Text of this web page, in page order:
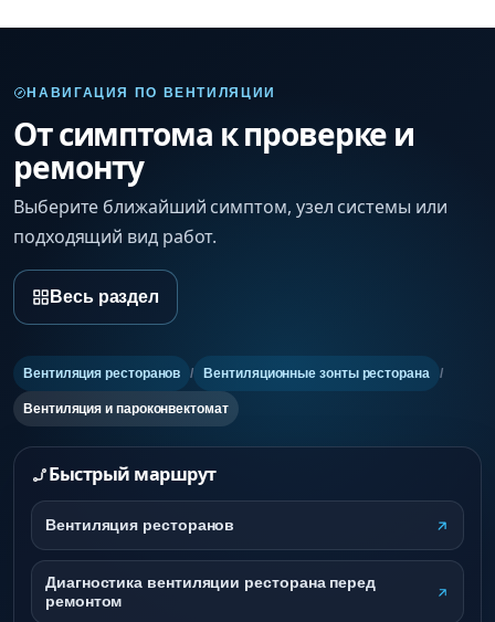
НАВИГАЦИЯ ПО ВЕНТИЛЯЦИИ
От симптома к проверке и
ремонту
Выберите ближайший симптом, узел системы или
подходящий вид работ.
Весь раздел
Вентиляция ресторанов / Вентиляционные зонты ресторана /
Вентиляция и пароконвектомат
Быстрый маршрут
Вентиляция ресторанов
Диагностика вентиляции ресторана перед
ремонтом